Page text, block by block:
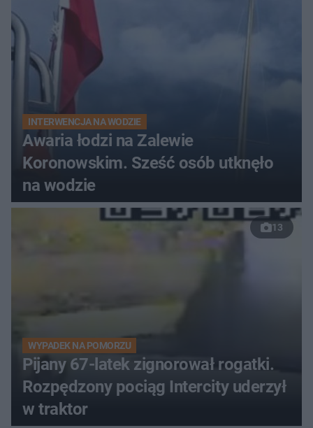
INTERWENCJA NA WODZIE
Awaria łodzi na Zalewie
Koronowskim. Sześć osób utknęło
na wodzie
13
WYPADEK NA POMORZU
Pijany 67-latek zignorował rogatki.
Rozpędzony pociąg Intercity uderzył
w traktor